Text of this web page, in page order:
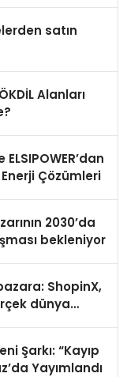
satın
Alanları
Çözümleri
2030’da
bekleniyor
ShopinX,
dünya
Şarkı: “Kayıp
Yayımlandı